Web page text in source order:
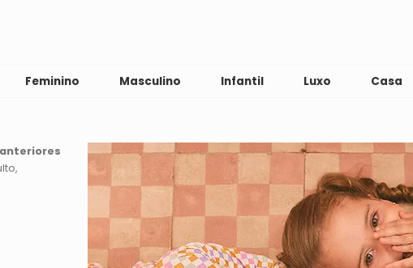
Feminino Masculino Infantil Luxo Casa